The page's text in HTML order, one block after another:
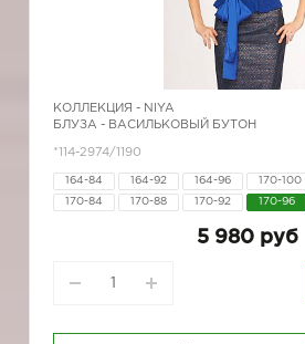
КОЛЛЕКЦИЯ - NIYA
БЛУЗА - ВАСИЛЬКОВЫЙ БУТОН
*114-2974/1190
164-84 164-92 164-96 170-100
170-84 170-88 170-92 170-96
5 980 руб